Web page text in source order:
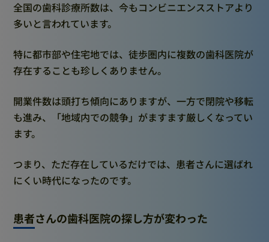
全国の歯科診療所数は、今もコンビニエンスストアより
多いと言われています。
特に都市部や住宅地では、徒歩圏内に複数の歯科医院が
存在することも珍しくありません。
開業件数は頭打ち傾向にありますが、一方で閉院や移転
も進み、「地域内での競争」がますます厳しくなってい
ます。
つまり、ただ存在しているだけでは、患者さんに選ばれ
にくい時代になったのです。
患者さんの歯科医院の探し方が変わった